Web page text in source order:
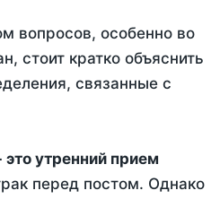
вопросов, особенно во
стоит кратко объяснить
связанные с
перед постом. Однако